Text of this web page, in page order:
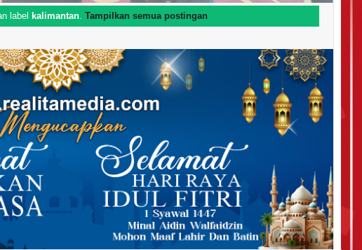
label kalimantan.Tampilkan semua postingan